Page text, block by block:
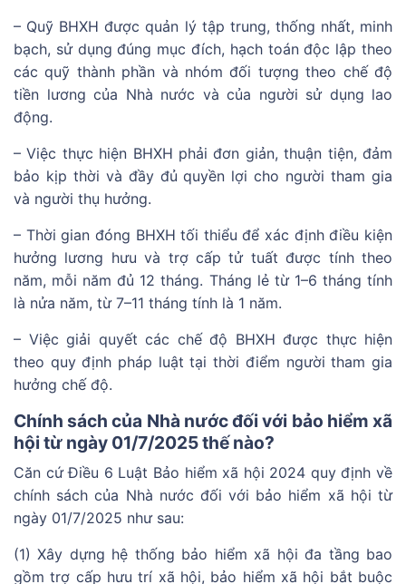
– Quỹ BHXH được quản lý tập trung, thống nhất, minh
bạch, sử dụng đúng mục đích, hạch toán độc lập theo
các quỹ thành phần và nhóm đối tượng theo chế độ
tiền lương của Nhà nước và của người sử dụng lao
động.
– Việc thực hiện BHXH phải đơn giản, thuận tiện, đảm
bảo kịp thời và đầy đủ quyền lợi cho người tham gia
và người thụ hưởng.
– Thời gian đóng BHXH tối thiểu để xác định điều kiện
hưởng lương hưu và trợ cấp tử tuất được tính theo
năm, mỗi năm đủ 12 tháng. Tháng lẻ từ 1–6 tháng tính
là nửa năm, từ 7–11 tháng tính là 1 năm.
– Việc giải quyết các chế độ BHXH được thực hiện
theo quy định pháp luật tại thời điểm người tham gia
hưởng chế độ.
Chính sách của Nhà nước đối với bảo hiểm xã
hội từ ngày 01/7/2025 thế nào?
Căn cứ Điều 6 Luật Bảo hiểm xã hội 2024 quy định về
chính sách của Nhà nước đối với bảo hiểm xã hội từ
ngày 01/7/2025 như sau:
(1) Xây dựng hệ thống bảo hiểm xã hội đa tầng bao
gồm trợ cấp hưu trí xã hội, bảo hiểm xã hội bắt buộc